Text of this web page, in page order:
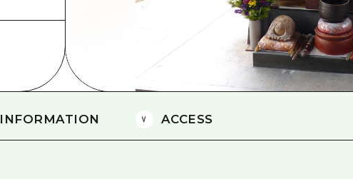
Östliches Yamaguchi
Ehime
Shimane
INFORMATION ACCESS